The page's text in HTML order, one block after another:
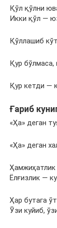
Қўл қўлни
Икки қўл —
Қўллашиб
Қур бўлмаса,
Қур кетди —
Ғариб
«Ҳа» деган
«Ҳа» деган
Ёлғизлик —
Ҳар бутага
Ўзи куйиб,